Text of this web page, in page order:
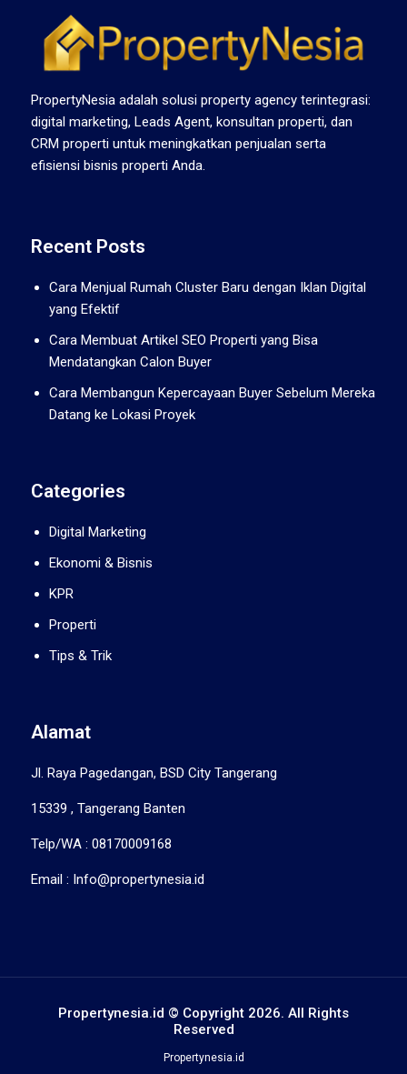
PropertyNesia adalah solusi property agency terintegrasi:
digital marketing, Leads Agent, konsultan properti, dan
CRM properti untuk meningkatkan penjualan serta
efisiensi bisnis properti Anda.
Recent Posts
Cara Menjual Rumah Cluster Baru dengan Iklan Digital
yang Efektif
Cara Membuat Artikel SEO Properti yang Bisa
Mendatangkan Calon Buyer
Cara Membangun Kepercayaan Buyer Sebelum Mereka
Datang ke Lokasi Proyek
Categories
Digital Marketing
Ekonomi & Bisnis
KPR
Properti
Tips & Trik
Alamat
Jl. Raya Pagedangan, BSD City Tangerang
15339 , Tangerang Banten
Telp/WA : 08170009168
Email : Info@propertynesia.id
Propertynesia.id © Copyright 2026. All Rights
Reserved
Propertynesia.id